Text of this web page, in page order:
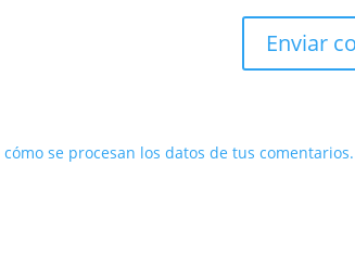
se procesan los datos de tus comentarios.